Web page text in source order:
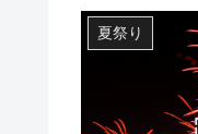
夏祭り